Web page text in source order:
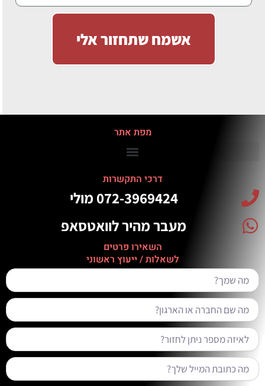
אשמח שתחזור אלי
מפת אתר
דרכי התקשרות
⁦072-3969424⁩ מולי
מעבר מהיר לוואטסאפ
השאירו פרטים
לשאלות / ייעוץ ראשוני
מה
שמך?
מה
שם
החברה
או
הארגון?
טלפון
אימייל